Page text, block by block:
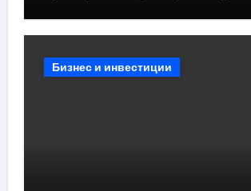
Бизнес и инвестиции